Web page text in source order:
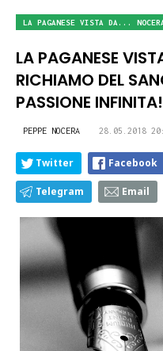
LA PAGANESE VISTA DA...
LA PAGANESE
RICHIAMO DEL
PASSIONE INFINITA!
PEPPE NOCERA 28.05.2018
Twitter Facebook
Telegram Email